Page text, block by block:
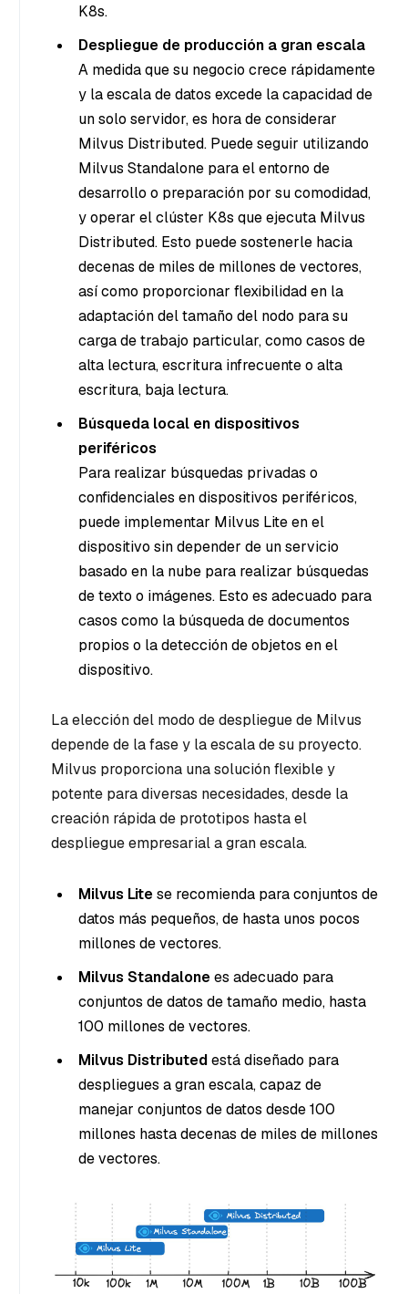
K8s.
Despliegue de producción a gran escala
A medida que su negocio crece rápidamente
y la escala de datos excede la capacidad de
un solo servidor, es hora de considerar
Milvus Distributed. Puede seguir utilizando
Milvus Standalone para el entorno de
desarrollo o preparación por su comodidad,
y operar el clúster K8s que ejecuta Milvus
Distributed. Esto puede sostenerle hacia
decenas de miles de millones de vectores,
así como proporcionar flexibilidad en la
adaptación del tamaño del nodo para su
carga de trabajo particular, como casos de
alta lectura, escritura infrecuente o alta
escritura, baja lectura.
Búsqueda local en dispositivos
periféricos
Para realizar búsquedas privadas o
confidenciales en dispositivos periféricos,
puede implementar Milvus Lite en el
dispositivo sin depender de un servicio
basado en la nube para realizar búsquedas
de texto o imágenes. Esto es adecuado para
casos como la búsqueda de documentos
propios o la detección de objetos en el
dispositivo.
La elección del modo de despliegue de Milvus
depende de la fase y la escala de su proyecto.
Milvus proporciona una solución flexible y
potente para diversas necesidades, desde la
creación rápida de prototipos hasta el
despliegue empresarial a gran escala.
Milvus Litese recomienda para conjuntos de
datos más pequeños, de hasta unos pocos
millones de vectores.
Milvus Standalonees adecuado para
conjuntos de datos de tamaño medio, hasta
100 millones de vectores.
Milvus Distributedestá diseñado para
despliegues a gran escala, capaz de
manejar conjuntos de datos desde 100
millones hasta decenas de miles de millones
de vectores.